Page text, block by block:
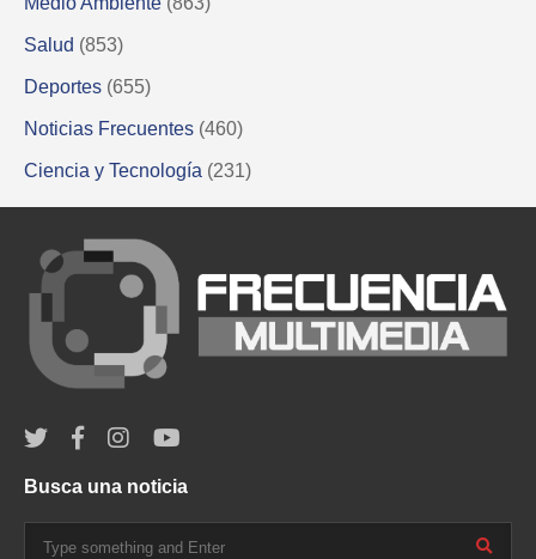
Salud (853)
Deportes (655)
Noticias Frecuentes (460)
Ciencia y Tecnología (231)
Busca una noticia